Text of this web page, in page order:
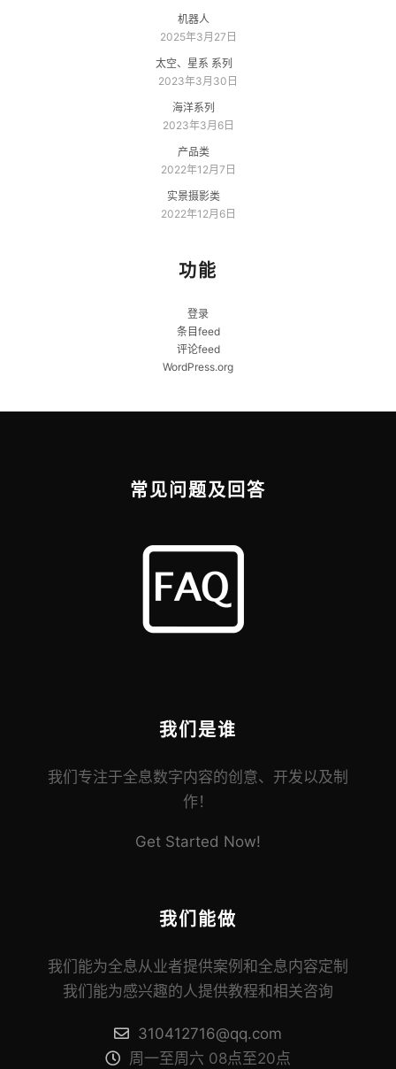
机器人
2025年3月27日
太空、星系 系列
2023年3月30日
海洋系列
2023年3月6日
产品类
2022年12月7日
实景摄影类
2022年12月6日
功能
登录
条目feed
评论feed
WordPress.org
常见问题及回答
我们是谁
我们专注于全息数字内容的创意、开发以及制
作！
Get Started Now!
我们能做
我们能为全息从业者提供案例和全息内容定制
我们能为感兴趣的人提供教程和相关咨询
310412716@qq.com
周一至周六 08点至20点